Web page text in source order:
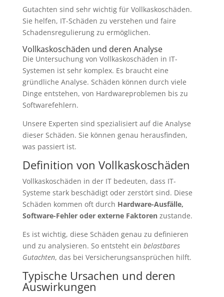
Gutachten sind sehr wichtig für Vollkaskoschäden.
Sie helfen, IT-Schäden zu verstehen und faire
Schadensregulierung zu ermöglichen.
Vollkaskoschäden und deren Analyse
Die Untersuchung von Vollkaskoschäden in IT-
Systemen ist sehr komplex. Es braucht eine
gründliche Analyse. Schäden können durch viele
Dinge entstehen, von Hardwareproblemen bis zu
Softwarefehlern.
Unsere Experten sind spezialisiert auf die Analyse
dieser Schäden. Sie können genau herausfinden,
was passiert ist.
Definition von Vollkaskoschäden
Vollkaskoschäden in der IT bedeuten, dass IT-
Systeme stark beschädigt oder zerstört sind. Diese
Schäden kommen oft durch Hardware-Ausfälle,
Software-Fehler oder externe Faktorenzustande.
Es ist wichtig, diese Schäden genau zu definieren
und zu analysieren. So entsteht ein belastbares
Gutachten, das bei Versicherungsansprüchen hilft.
Typische Ursachen und deren
Auswirkungen